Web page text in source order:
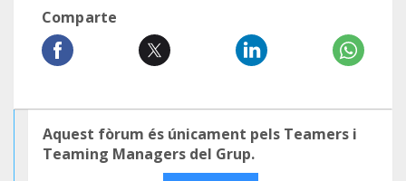
Comparte
Aquest fòrum és únicament pels Teamers i
Teaming Managers del Grup.